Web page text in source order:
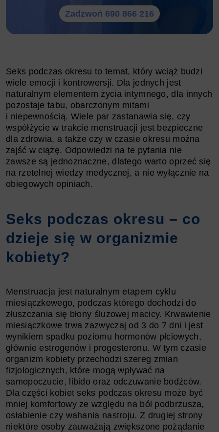
Zadzwoń 690 866 216
Seks podczas okresu to temat, który wciąż budzi
wiele emocji i kontrowersji. Dla jednych jest
naturalnym elementem życia intymnego, dla innych
pozostaje tabu, obarczonym mitami
i niepewnością. Wiele par zastanawia się, czy
współżycie w trakcie menstruacji jest bezpieczne
dla zdrowia, a także czy w czasie okresu można
zajść w ciążę. Odpowiedzi na te pytania nie
zawsze są jednoznaczne, dlatego warto oprzeć się
na rzetelnej wiedzy medycznej, a nie wyłącznie na
obiegowych opiniach.
Seks podczas okresu – co
dzieje się w organizmie
kobiety?
Menstruacja jest naturalnym etapem cyklu
miesiączkowego, podczas którego dochodzi do
złuszczania się błony śluzowej macicy. Krwawienie
miesiączkowe trwa zazwyczaj od 3 do 7 dni i jest
wynikiem spadku poziomu hormonów płciowych,
głównie estrogenów i progesteronu. W tym czasie
organizm kobiety przechodzi szereg zmian
fizjologicznych, które mogą wpływać na
samopoczucie, libido oraz odczuwanie bodźców.
Dla części kobiet seks podczas okresu może być
mniej komfortowy ze względu na ból podbrzusza,
osłabienie czy wahania nastroju. Z drugiej strony
niektóre osoby zauważają zwiększone pożądanie